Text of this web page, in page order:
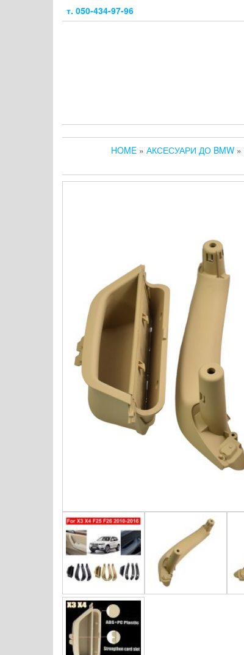
т. 050-434-97-96
HOME » АКСЕСУАРИ ДО BMW »